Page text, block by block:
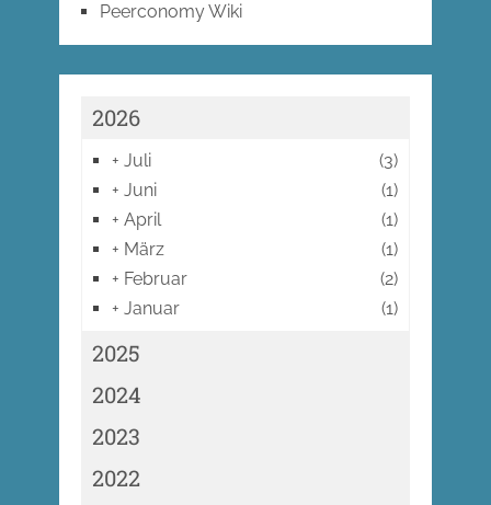
Peerconomy Wiki
2026
+ Juli
(3)
+ Juni
(1)
+ April
(1)
+ März
(1)
+ Februar
(2)
+ Januar (1)
2025
2024
2023
2022